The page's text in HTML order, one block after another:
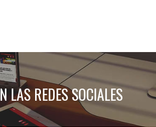
LAS REDES SOCIALES